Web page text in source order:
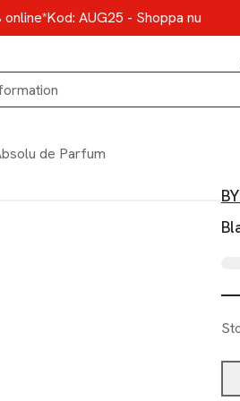
online*Kod: AUG25 - Shoppa nu
de Parfum